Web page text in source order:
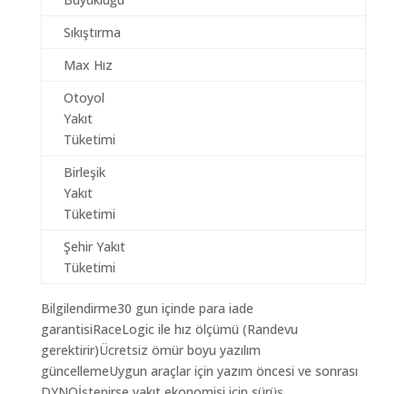
Sıkıştırma
Max Hız
Otoyol
Yakıt
Tüketimi
Birleşik
Yakıt
Tüketimi
Şehir Yakıt
Tüketimi
Bilgilendirme30 gun içinde para iade
garantisiRaceLogic ile hız ölçümü (Randevu
gerektirir)Ücretsiz ömür boyu yazılım
güncellemeUygun araçlar için yazım öncesi ve sonrası